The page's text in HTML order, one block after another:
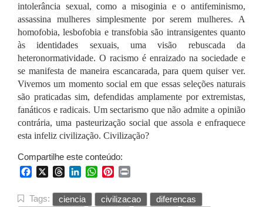
intolerância sexual, como a misoginia e o antifeminismo,
assassina mulheres simplesmente por serem mulheres. A
homofobia, lesbofobia e transfobia são intransigentes quanto
às identidades sexuais, uma visão rebuscada da
heteronormatividade. O racismo é enraizado na sociedade e
se manifesta de maneira escancarada, para quem quiser ver.
Vivemos um momento social em que essas seleções naturais
são praticadas sim, defendidas amplamente por extremistas,
fanáticos e radicais. Um sectarismo que não admite a opinião
contrária, uma pasteurização social que assola e enfraquece
esta infeliz civilização. Civilização?
Compartilhe este conteúdo:
FacebookThreadsLinkedInWhatsApp
Pinterest
Tags: ciencia civilizacao
diferencas